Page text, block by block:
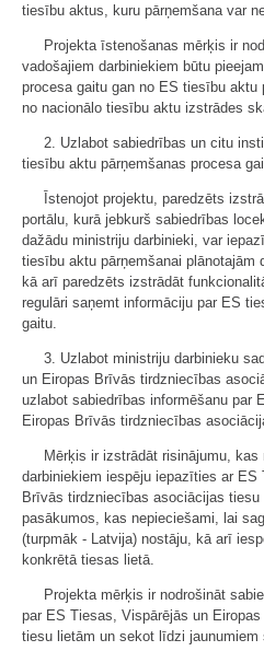
tiesību aktus, kuru pārņemšana var
Projekta īstenošanas mērķis ir
vadošajiem darbiniekiem būtu
procesa gaitu gan no ES tiesību aktu
no nacionālo tiesību aktu izstrādes
2. Uzlabot sabiedrības un citu
tiesību aktu pārņemšanas procesa
Īstenojot projektu, paredzēts
portālu, kurā jebkurš sabiedrības
dažādu ministriju darbinieki, var
tiesību aktu pārņemšanai plānotajām
kā arī paredzēts izstrādāt
regulāri saņemt informāciju par ES
gaitu.
3. Uzlabot ministriju darbinieku
un Eiropas Brīvās tirdzniecības
uzlabot sabiedrības informēšanu par
Eiropas Brīvās tirdzniecības
Mērķis ir izstrādāt risinājumu, kas
darbiniekiem iespēju iepazīties ar
Brīvās tirdzniecības asociācijas
pasākumos, kas nepieciešami, lai
(turpmāk - Latvija) nostāju, kā arī
konkrētā tiesas lietā.
Projekta mērķis ir nodrošināt
par ES Tiesas, Vispārējās un
tiesu lietām un sekot līdzi jaunumiem